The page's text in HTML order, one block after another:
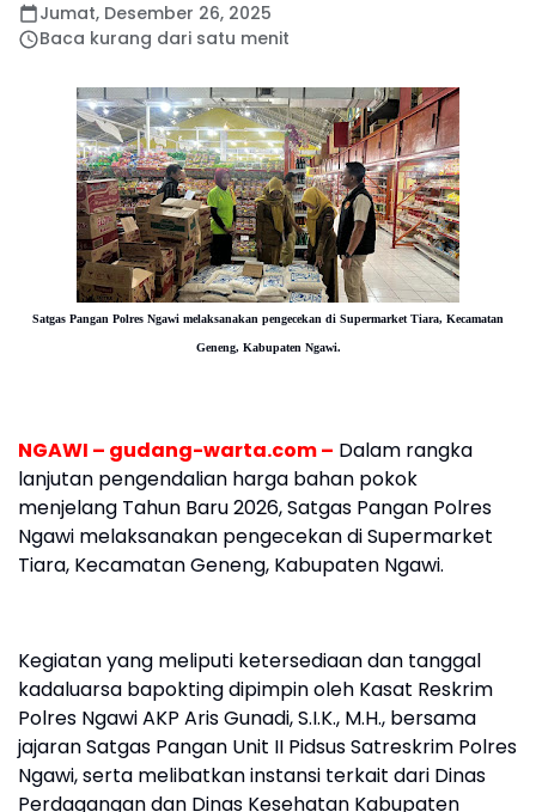
Jumat, Desember 26, 2025
Baca kurang dari satu menit
Satgas Pangan Polres Ngawi melaksanakan pengecekan di Supermarket Tiara, Kecamatan
Geneng, Kabupaten Ngawi.
NGAWI – gudang-warta.com – Dalam rangka
lanjutan pengendalian harga bahan pokok
menjelang Tahun Baru 2026, Satgas Pangan Polres
Ngawi melaksanakan pengecekan di Supermarket
Tiara, Kecamatan Geneng, Kabupaten Ngawi.
Kegiatan yang meliputi ketersediaan dan tanggal
kadaluarsa bapokting dipimpin oleh Kasat Reskrim
Polres Ngawi AKP Aris Gunadi, S.I.K., M.H., bersama
jajaran Satgas Pangan Unit II Pidsus Satreskrim Polres
Ngawi, serta melibatkan instansi terkait dari Dinas
Perdagangan dan Dinas Kesehatan Kabupaten